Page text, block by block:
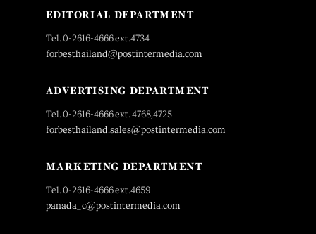
EDITORIAL DEPARTMENT
Tel. 0-2616-4666 ext.4734
forbesthailand@postintermedia.com
ADVERTISING DEPARTMENT
Tel. 0-2616-4666 ext. 4768,4725
forbesthailand.sales@postintermedia.com
MARKETING DEPARTMENT
Tel. 0-2616-4666 ext.4659
panada_c@postintermedia.com